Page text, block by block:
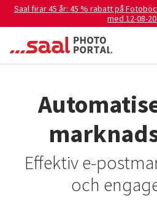
Saal firar 45 år: 45 % rabatt på
med 12-08-
Effektiv e-
och